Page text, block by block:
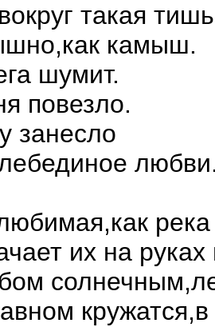
такая
камыш.
шумит.
повезло.
занесло
река
их на